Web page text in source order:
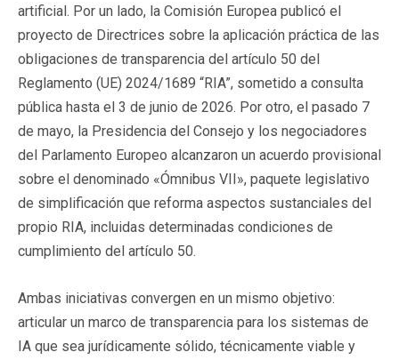
artificial. Por un lado, la Comisión Europea publicó el
proyecto de Directrices sobre la aplicación práctica de las
obligaciones de transparencia del artículo 50 del
Reglamento (UE) 2024/1689 “RIA”, sometido a consulta
pública hasta el 3 de junio de 2026. Por otro, el pasado 7
de mayo, la Presidencia del Consejo y los negociadores
del Parlamento Europeo alcanzaron un acuerdo provisional
sobre el denominado «Ómnibus VII», paquete legislativo
de simplificación que reforma aspectos sustanciales del
propio RIA, incluidas determinadas condiciones de
cumplimiento del artículo 50.
Ambas iniciativas convergen en un mismo objetivo:
articular un marco de transparencia para los sistemas de
IA que sea jurídicamente sólido, técnicamente viable y